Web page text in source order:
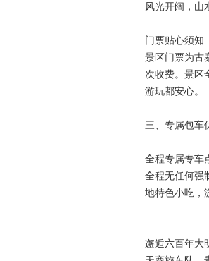
风光开阔，山
门票贴心须知
景区门票为古
次收费。景区
游玩都安心。
三、专属包车
全程专属专车
全程无任何强
地特色小吃，
邂逅六百年大